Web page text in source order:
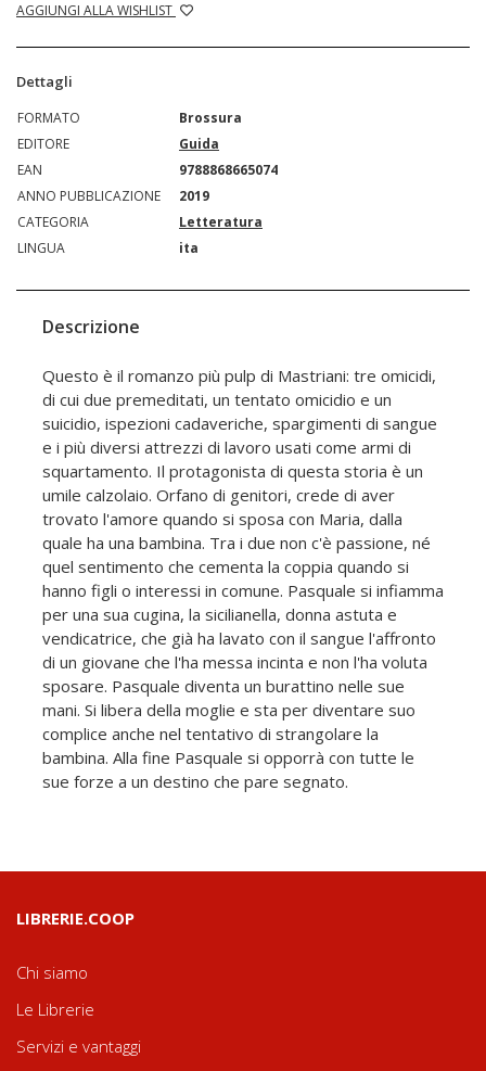
AGGIUNGI ALLA WISHLIST
Dettagli
FORMATO
Brossura
EDITORE
Guida
EAN
9788868665074
ANNO PUBBLICAZIONE
2019
CATEGORIA
Letteratura
LINGUA
ita
Descrizione
Questo è il romanzo più pulp di Mastriani: tre omicidi,
di cui due premeditati, un tentato omicidio e un
suicidio, ispezioni cadaveriche, spargimenti di sangue
e i più diversi attrezzi di lavoro usati come armi di
squartamento. Il protagonista di questa storia è un
umile calzolaio. Orfano di genitori, crede di aver
trovato l'amore quando si sposa con Maria, dalla
quale ha una bambina. Tra i due non c'è passione, né
quel sentimento che cementa la coppia quando si
hanno figli o interessi in comune. Pasquale si infiamma
per una sua cugina, la sicilianella, donna astuta e
vendicatrice, che già ha lavato con il sangue l'affronto
di un giovane che l'ha messa incinta e non l'ha voluta
sposare. Pasquale diventa un burattino nelle sue
mani. Si libera della moglie e sta per diventare suo
complice anche nel tentativo di strangolare la
bambina. Alla fine Pasquale si opporrà con tutte le
sue forze a un destino che pare segnato.
LIBRERIE.COOP
Chi siamo
Le Librerie
Servizi e vantaggi